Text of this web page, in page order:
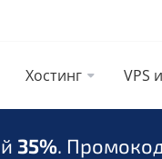
Хостинг VPS
35%. Промокод